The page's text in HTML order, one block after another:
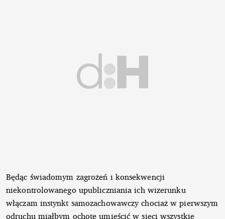
Będąc świadomym zagrożeń i konsekwencji
niekontrolowanego upubliczniania ich wizerunku
włączam instynkt samozachowawczy chociaż w pierwszym
odruchu miałbym ochotę umieścić w sieci wszystkie